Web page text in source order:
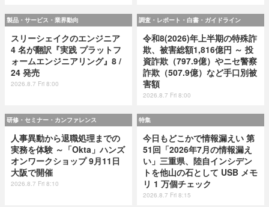
製品・サービス・業界動向
スリーシェイクのエンジニア
4 名が翻訳『実践 プラットフ
ォームエンジニアリング』8 /
24 発売
2026.8.7 Fri 8:00
調査・レポート・白書・ガイドライン
令和8(2026)年上半期の特殊詐
欺、被害総額1,816億円 ～ 投
資詐欺（797.9億）やニセ警察
詐欺（507.9億）など手口別被
害額
2026.8.7 Fri 8:00
研修・セミナー・カンファレンス
人事異動から退職処理までの
実務を体験 ～「Okta」ハンズ
オンワークショップ 9月11日
大阪で開催
2026.8.7 Fri 8:10
特集
今日もどこかで情報漏えい 第
51回「2026年7月の情報漏え
い」三重県、陸自インシデン
トを他山の石として USB メモ
リ 1 万個チェック
2026.8.7 Fri 8:15